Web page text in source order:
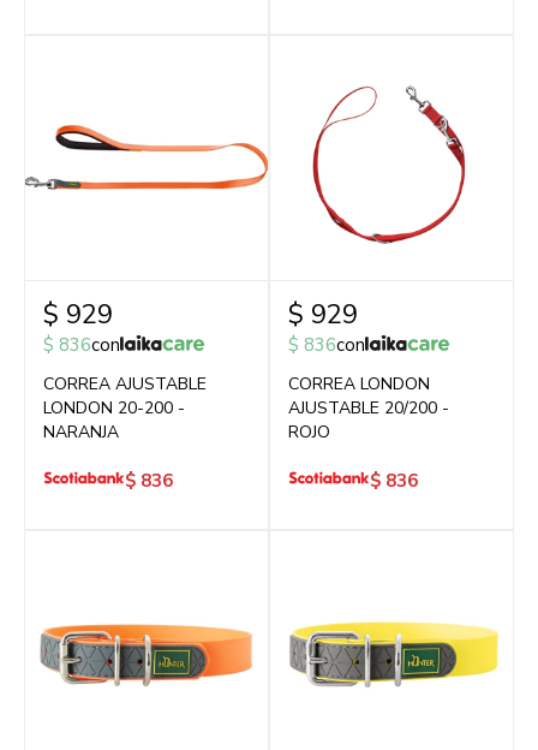
$ 929
$ 836con
CORREA AJUSTABLE
LONDON 20-200 -
NARANJA
$ 836
$ 929
$ 836con
CORREA LONDON
AJUSTABLE 20/200 -
ROJO
$ 836